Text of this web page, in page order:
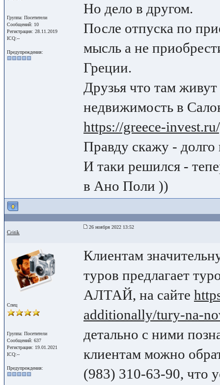
Группа: Посетители
Сообщений: 10
Регистрация: 28.11.2019
ICQ:--
Предупреждения:
Но дело в другом.
После отпуска по
мысль а не
Греции.
Друзья что там
недвижимость в
https://greece-
Правду скажу - долго
И таки решился -
в Ано Поли ))
Critik
26 ноября 2022 13:52
Спец
Группа: Посетители
Сообщений: 637
Регистрация: 19.01.2021
ICQ:--
Предупреждения:
Клиентам
туров предлагает
АЛТАЙ, на сайте
additionally/tury-na-
детально с ними
клиентам можно
(983) 310-63-90, что